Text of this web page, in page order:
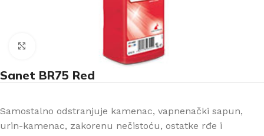
Sanet BR75 Red
Samostalno odstranjuje kamenac, vapnenački sapun,
urin-kamenac, zakorenu nečistoću, ostatke rđe i